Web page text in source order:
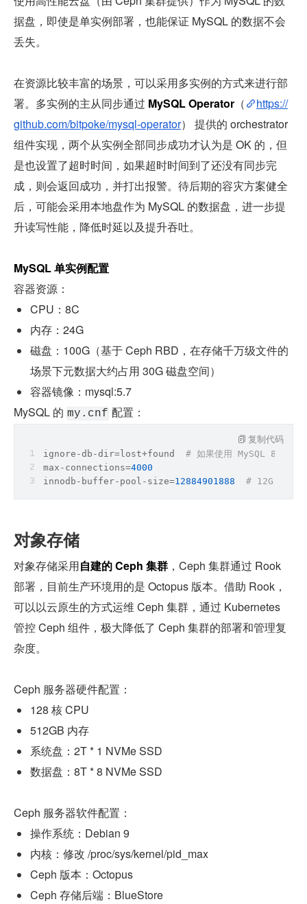
据盘，即使是单实例部署，也能保证 MySQL 的数据不会
丢失。
在资源比较丰富的场景，可以采用多实例的方式来进行部
署。多实例的主从同步通过 MySQL Operator （
https://
github.com/bitpoke/mysql-operator） 提供的 orchestrator
组件实现，两个从实例全部同步成功才认为是 OK 的，但
是也设置了超时时间，如果超时时间到了还没有同步完
成，则会返回成功，并打出报警。待后期的容灾方案健全
后，可能会采用本地盘作为 MySQL 的数据盘，进一步提
升读写性能，降低时延以及提升吞吐。
MySQL 单实例配置
容器资源：
CPU：8C
内存：24G
磁盘：100G（基于 Ceph RBD，在存储千万级文件的
场景下元数据大约占用 30G 磁盘空间）
容器镜像：mysql:5.7
MySQL 的 my.cnf 配置：
ignore-db-dir=lost+found # 如果使用 MySQL 8.0 及
max -connections=4000
innodb-buffer-pool-size=12884901888 # 12G
复制代码
对象存储
对象存储采用自建的 Ceph 集群 ，Ceph 集群通过 Rook
部署，目前生产环境用的是 Octopus 版本。借助 Rook，
可以以云原生的方式运维 Ceph 集群，通过 Kubernetes
管控 Ceph 组件，极大降低了 Ceph 集群的部署和管理复
杂度。
Ceph 服务器硬件配置：
128 核 CPU
512GB 内存
系统盘：2T * 1 NVMe SSD
数据盘：8T * 8 NVMe SSD
Ceph 服务器软件配置：
操作系统：Debian 9
内核：修改 /proc/sys/kernel/pid_max
Ceph 版本：Octopus
Ceph 存储后端：BlueStore